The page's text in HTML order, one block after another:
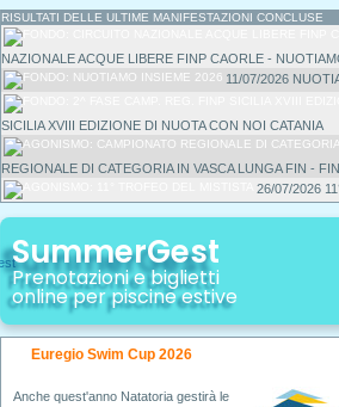
RISULTATI DELLE ULTIME MANIFESTAZIONI CONCLUSE
NAZIONALE ACQUE LIBERE FINP CAORLE -
11/07/2026
SICILIA XVIII EDIZIONE DI NUOTA CON NOI CATANIA
REGIONALE DI CATEGORIA IN VASCA LUNGA FIN -
26/07/2026
SummerGest
Prenotazioni e biglietti
online per piscine estive
Euregio Swim Cup 2026
Anche quest'anno Natatoria gestirà le